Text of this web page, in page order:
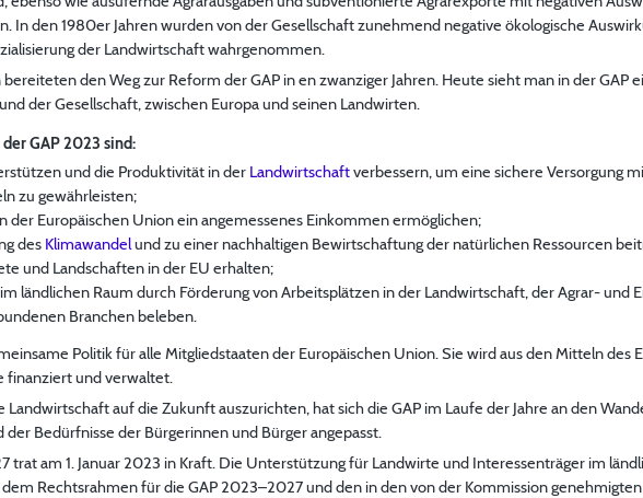
In den 1980er Jahren wurden von der Gesellschaft zunehmend negative ökologische
der Landwirtschaft wahrgenommen.
den Weg zur Reform der GAP in en zwanziger Jahren. Heute sieht man in der GAP
der Gesellschaft, zwischen Europa und seinen Landwirten.
GAP 2023 sind:
und die Produktivität in der Landwirtschaftverbessern, um eine sichere Versorgung
zu gewährleisten;
der Europäischen Union ein angemessenes Einkommen ermöglichen;
des Klimawandelund zu einer nachhaltigen Bewirtschaftung der natürlichen Ressourcen
und Landschaften in der EU erhalten;
ländlichen Raum durch Förderung von Arbeitsplätzen in der Landwirtschaft, der Agrar- und
Branchen beleben.
Politik für alle Mitgliedstaaten der Europäischen Union. Sie wird aus den Mitteln des
finanziert und verwaltet.
Landwirtschaft auf die Zukunft auszurichten, hat sich die GAP im Laufe der Jahre an den
Bedürfnisse der Bürgerinnen und Bürger angepasst.
trat am 1. Januar 2023 in Kraft. Die Unterstützung für Landwirte und Interessenträger im
Rechtsrahmen für die GAP 2023–2027 und den in den von der Kommission genehmigten